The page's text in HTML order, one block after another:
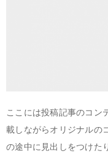
ここには投稿記事のコン
載しながらオリジナルの
の途中に見出しをつけた